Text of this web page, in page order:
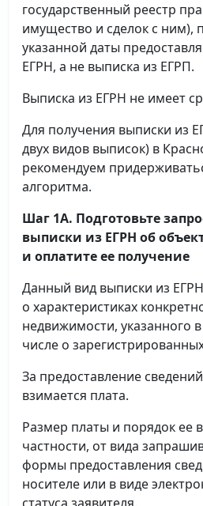
государственный реестр
имущество и сделок с ним),
указанной даты
ЕГРН, а не выписка из ЕГРП.
Выписка из ЕГРН не имеет
Для получения выписки из
двух видов выписок) в
рекомендуем
алгоритма.
Шаг 1А. Подготовьте
выписки из ЕГРН об
и оплатите ее получение
Данный вид выписки из
о характеристиках
недвижимости, указанного
числе о
За предоставление
взимается плата.
Размер платы и порядок ее
частности, от вида
формы предоставления
носителе или в виде